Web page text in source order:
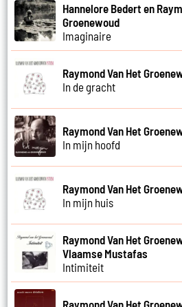
Hannelore Bedert en
Groenewoud
Imaginaire
Raymond Van Het
In de gracht
Raymond Van Het
In mijn hoofd
Raymond Van Het
In mijn huis
Raymond Van Het
Vlaamse Mustafas
Intimiteit
Raymond Van Het